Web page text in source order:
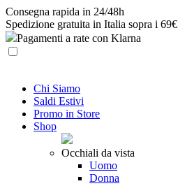
Skip
to
content
Consegna rapida in 24/48h
Spedizione gratuita in Italia sopra i 69€
Pagamenti a rate con Klarna
Chi Siamo
Saldi Estivi
Promo in Store
Shop
Occhiali da vista
Uomo
Donna